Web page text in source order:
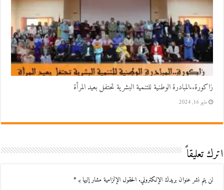
زاكورة..المبادرة الوطنية للتنمية البشرية تحتفل بعيد المرأة
مايو 16, 2024
اترك تعليقاً
لن يتم نشر عنوان بريدك الإلكتروني. الحقول الإلزامية مشار إليها بـ*